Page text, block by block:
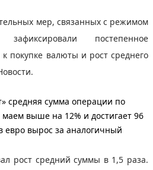
мер, связанных с режимом
постепенное
к покупке валюты и рост среднего
средняя сумма операции по
выше на 12% и достигает 96
евро вырос за аналогичный
рост средний суммы в 1,5 раза.